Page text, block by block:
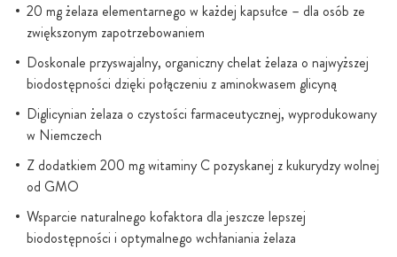
20 mg żelaza elementarnego w każdej kapsułce – dla osób ze
zwiększonym zapotrzebowaniem
Doskonale przyswajalny, organiczny chelat żelaza o najwyższej
biodostępności dzięki połączeniu z aminokwasem glicyną
Diglicynian żelaza o czystości farmaceutycznej, wyprodukowany
w Niemczech
Z dodatkiem 200 mg witaminy C pozyskanej z kukurydzy wolnej
od GMO
Wsparcie naturalnego kofaktora dla jeszcze lepszej
biodostępności i optymalnego wchłaniania żelaza